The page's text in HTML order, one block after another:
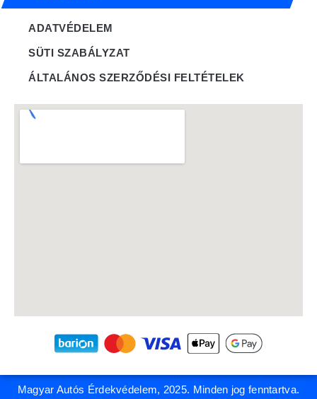
ADATVÉDELEM
SÜTI SZABÁLYZAT
ÁLTALÁNOS SZERZŐDÉSI FELTÉTELEK
Magyar Autós Érdekvédelem, 2025. Minden jog fenntartva.